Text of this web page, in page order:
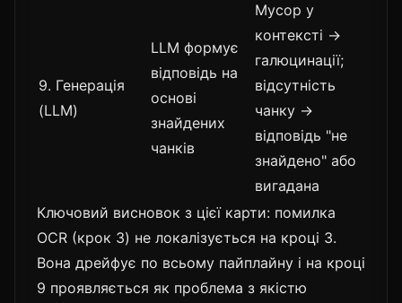
9. Генерація
(LLM)
LLM формує
відповідь на
основі
знайдених
чанків
Мусор у
контексті →
галюцинації;
відсутність
чанку →
відповідь "не
знайдено" або
вигадана
Ключовий висновок з цієї карти: помилка
OCR (крок 3) не локалізується на кроці 3.
Вона дрейфує по всьому пайплайну і на кроці
9 проявляється як проблема з якістю